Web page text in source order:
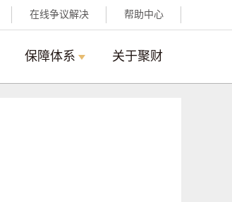
帮助中心
在线争议解决
保障体系 关于聚财